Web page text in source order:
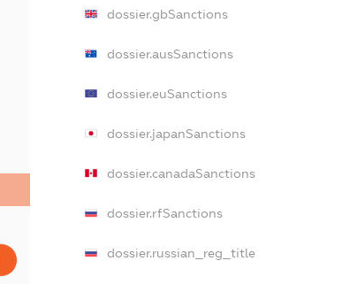
dossier.gbSanctions
dossier.ausSanctions
dossier.euSanctions
dossier.japanSanctions
dossier.canadaSanctions
dossier.rfSanctions
dossier.russian_reg_title